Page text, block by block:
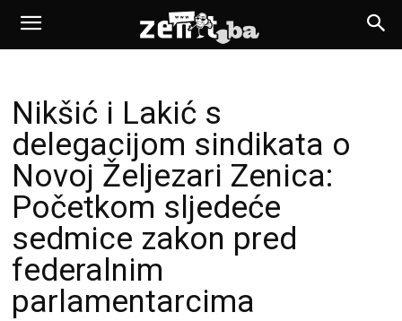
Nikšić i Lakić s
delegacijom sindikata o
Novoj Željezari Zenica:
Početkom sljedeće
sedmice zakon pred
federalnim
parlamentarcima